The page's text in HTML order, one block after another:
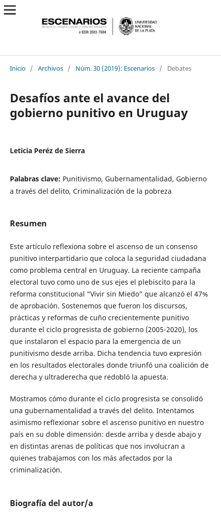
Inicio / Archivos / Núm. 30 (2019): Escenarios / Debates
Desafíos ante el avance del
gobierno punitivo en Uruguay
Leticia Peréz de Sierra
Palabras clave: Punitivismo, Gubernamentalidad, Gobierno
a través del delito, Criminalización de la pobreza
Resumen
Este artículo reflexiona sobre el ascenso de un consenso
punitivo interpartidario que coloca la seguridad ciudadana
como problema central en Uruguay. La reciente campaña
electoral tuvo como uno de sus ejes el plebiscito para la
reforma constitucional “Vivir sin Miedo” que alcanzó el 47%
de aprobación. Sostenemos que fueron los discursos,
prácticas y reformas de cuño crecientemente punitivo
durante el ciclo progresista de gobierno (2005-2020), los
que instalaron el espacio para la emergencia de un
punitivismo desde arriba. Dicha tendencia tuvo expresión
en los resultados electorales donde triunfó una coalición de
derecha y ultraderecha que redobló la apuesta.
Mostramos cómo durante el ciclo progresista se consolidó
una gubernamentalidad a través del delito. Intentamos
asimismo reflexionar sobre el ascenso punitivo en nuestro
país en su doble dimensión: desde arriba y desde abajo y
en distintas arenas de políticas que nos involucran a
quienes trabajamos con los más afectados por la
criminalización.
Biografía del autor/a